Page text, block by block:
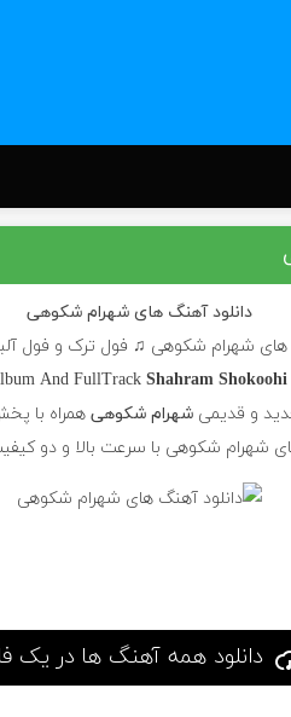
دانلود آهنگ های شهرام شکوهی
شهرام شکوهی ♫ فول ترک و فول
And FullTrack Shahram Shokoohi
و قدیمی شهرام شکوهیهمراه با
شهرام شکوهی با سرعت بالا و دو
دانلود همه آهنگ ها در یک